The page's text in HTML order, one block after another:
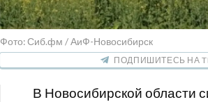
Фото: Сиб.фм / АиФ-Новосибирск
ПОДПИШИТЕСЬ НА
В Новосибирской области